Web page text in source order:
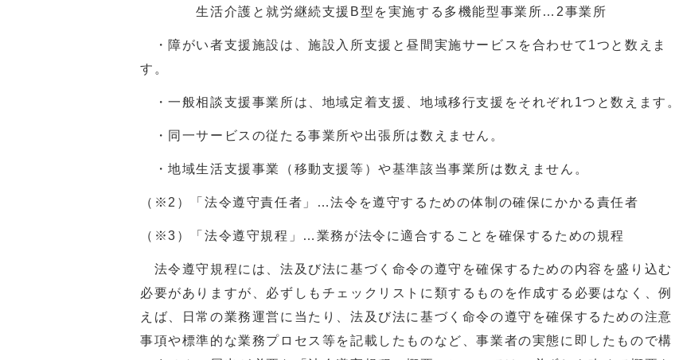
生活介護と就労継続支援B型を実施する多機能型事業所…2事業所
・障がい者支援施設は、施設入所支援と昼間実施サービスを合わせて1つと数えま
す。
・一般相談支援事業所は、地域定着支援、地域移行支援をそれぞれ1つと数えます。
・同一サービスの従たる事業所や出張所は数えません。
・地域生活支援事業（移動支援等）や基準該当事業所は数えません。
（※2）「法令遵守責任者」…法令を遵守するための体制の確保にかかる責任者
（※3）「法令遵守規程」…業務が法令に適合することを確保するための規程
法令遵守規程には、法及び法に基づく命令の遵守を確保するための内容を盛り込む
必要がありますが、必ずしもチェックリストに類するものを作成する必要はなく、例
えば、日常の業務運営に当たり、法及び法に基づく命令の遵守を確保するための注意
事項や標準的な業務プロセス等を記載したものなど、事業者の実態に即したもので構